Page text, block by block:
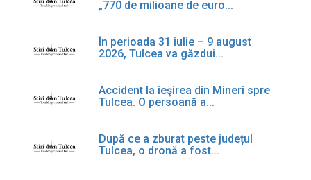
„770 de milioane de euro...
În perioada 31 iulie – 9 august
2026, Tulcea va găzdui...
Accident la ieşirea din Mineri spre
Tulcea. O persoană a...
După ce a zburat peste județul
Tulcea, o dronă a fost...